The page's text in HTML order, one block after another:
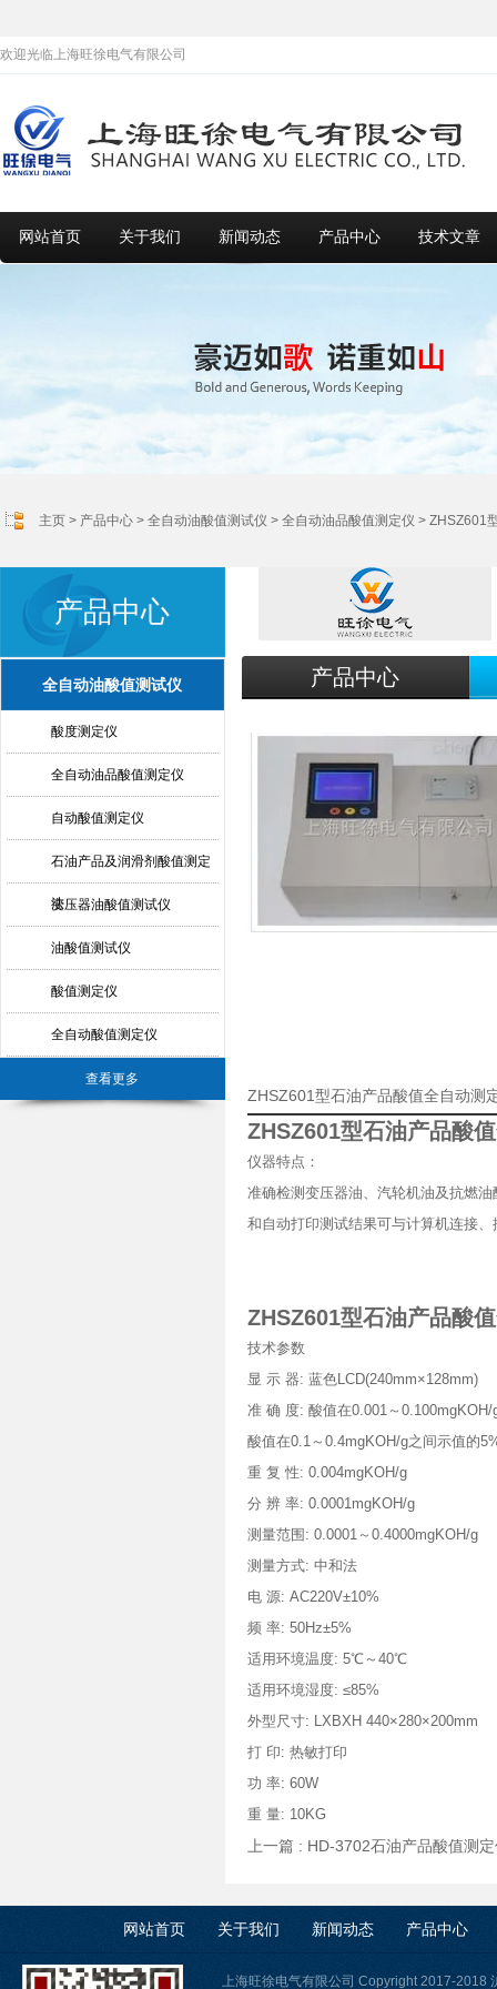
欢迎光临上海旺徐电气有限公司
网站首页 关于我们 新闻动态 产品中心 技术文章
主页 > 产品中心 > 全自动油酸值测试仪 > 全自动油品酸值测定仪 > ZHSZ601
产品中心
全自动油酸值测试仪
酸度测定仪
全自动油品酸值测定仪
自动酸值测定仪
石油产品及润滑剂酸值测定
法
变压器油酸值测试仪
油酸值测试仪
酸值测定仪
全自动酸值测定仪
查看更多
产品中心
ZHSZ601型石油产品酸值全自动测
ZHSZ601型石油产品酸
仪器特点：
准确检测变压器油、汽轮机油及抗燃油
和自动打印测试结果可与计算机连接
ZHSZ601型石油产品酸
技术参数
显 示 器: 蓝色LCD(240mm×128mm)
准 确 度: 酸值在0.001～
酸值在0.1～0.4mgKOH/g之间示值的
重 复 性: 0.004mgKOH/g
分 辨 率: 0.0001mgKOH/g
测量范围: 0.0001～0.4000mgKOH/g
测量方式: 中和法
电 源: AC220V±10%
频 率: 50Hz±5%
适用环境温度: 5℃～40℃
适用环境湿度: ≤85%
外型尺寸: LXBXH 440×280×200mm
打 印: 热敏打印
功 率: 60W
重 量: 10KG
上一篇 : HD-3702石油产品酸值测
网站首页 关于我们 新闻动态 产品中心
上海旺徐电气有限公司 Copyright 2017-2018